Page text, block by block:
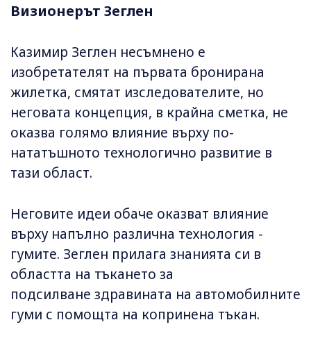
Визионерът Зеглен
Казимир Зеглен несъмнено е
изобретателят на първата бронирана
жилетка, смятат изследователите, но
неговата концепция, в крайна сметка, не
оказва голямо влияние върху по-
нататъшното технологично развитие в
тази област.
Неговите идеи обаче оказват влияние
върху напълно различна технология -
гумите. Зеглен прилага знанията си в
областта на тъкането за
подсилване здравината на автомобилните
гуми с помощта на копринена тъкан.